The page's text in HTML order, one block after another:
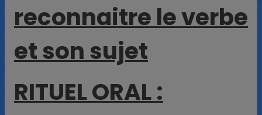
reconnaitre le verbe
et son sujet
RITUEL ORAL :